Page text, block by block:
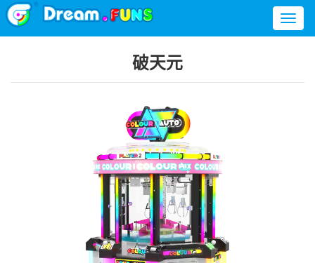
破天元